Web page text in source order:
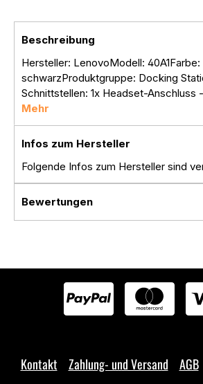
Beschreibung
Hersteller: LenovoModell: 40A1Farbe:
schwarzProduktgruppe: Docking
Schnittstellen: 1x Headset-Anschluss
Mehr
Infos zum Hersteller
Folgende Infos zum Hersteller sind
Bewertungen
Kontakt Zahlung- und Versand AGB